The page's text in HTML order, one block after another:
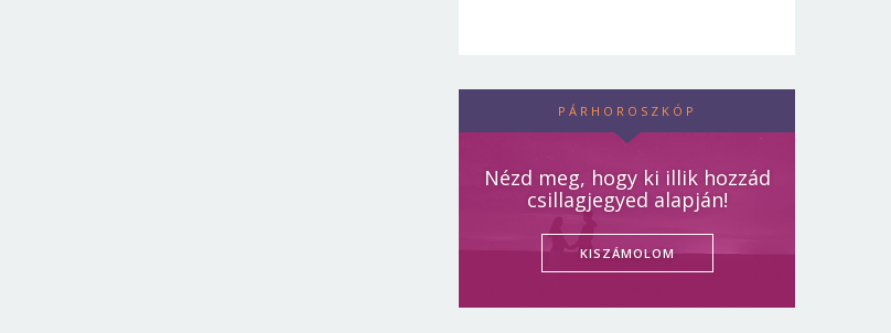
PÁRHOROSZKÓP
Nézd meg, hogy ki illik hozzád
csillagjegyed alapján!
KISZÁMOLOM